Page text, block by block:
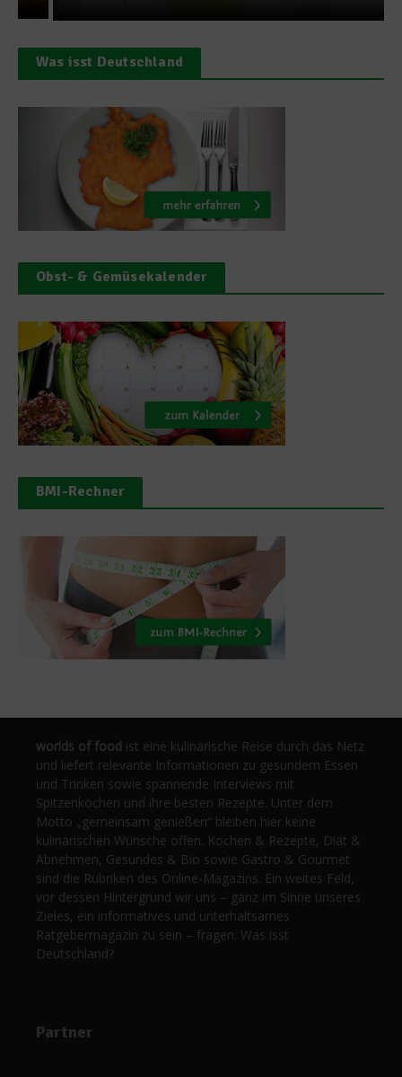
Was isst Deutschland
Obst- & Gemüsekalender
BMI-Rechner
worlds of food ist eine kulinarische Reise durch das Netz
und liefert relevante Informationen zu gesundem Essen
und Trinken sowie spannende Interviews mit
Spitzenköchen und ihre besten Rezepte. Unter dem
Motto „gemeinsam genießen“ bleiben hier keine
kulinarischen Wünsche offen. Kochen & Rezepte, Diät &
Abnehmen, Gesundes & Bio sowie Gastro & Gourmet
sind die Rubriken des Online-Magazins. Ein weites Feld,
vor dessen Hintergrund wir uns – ganz im Sinne unseres
Zieles, ein informatives und unterhaltsames
Ratgebermagazin zu sein – fragen: Was isst
Deutschland?
Partner